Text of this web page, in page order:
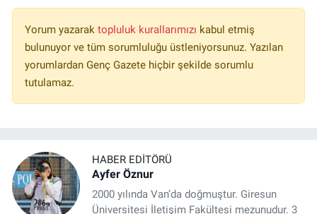
Yorum yazarak topluluk kurallarımızı kabul etmiş
bulunuyor ve tüm sorumluluğu üstleniyorsunuz. Yazılan
yorumlardan Genç Gazete hiçbir şekilde sorumlu
tutulamaz.
HABER EDITÖRÜ
Ayfer Öznur
2000 yılında Van’da doğmuştur. Giresun
Üniversitesi İletişim Fakültesi mezunudur. 3